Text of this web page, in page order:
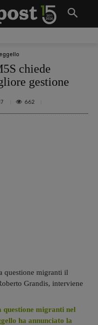
chiede
gestione
662
questione migranti il
Grandis, interviene
questione migranti nel
ha annunciato la